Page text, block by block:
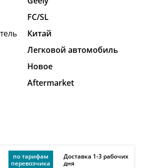
FC/SL
Китай
Легковой автомобиль
Hовое
Aftermarket
по тарифам
перевозчика
Доставка 1-3 рабочих
дня